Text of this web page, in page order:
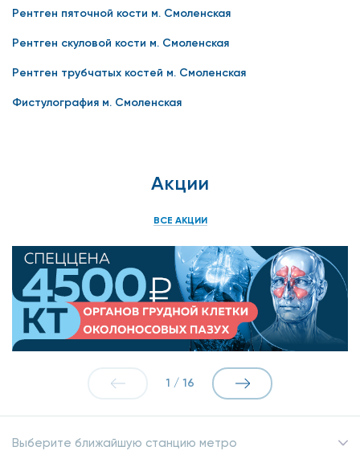
Рентген пяточной кости м. Смоленская
Рентген скуловой кости м. Смоленская
Рентген трубчатых костей м. Смоленская
Фистулография м. Смоленская
Акции
ВСЕ АКЦИИ
1 / 16
Выберите ближайшую станцию метро